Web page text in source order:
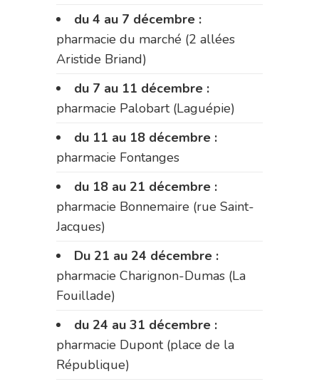
du 4 au 7 décembre :
pharmacie du marché (2 allées
Aristide Briand)
du 7 au 11 décembre :
pharmacie Palobart (Laguépie)
du 11 au 18 décembre :
pharmacie Fontanges
du 18 au 21 décembre :
pharmacie Bonnemaire (rue Saint-
Jacques)
Du 21 au 24 décembre :
pharmacie Charignon-Dumas (La
Fouillade)
du 24 au 31 décembre :
pharmacie Dupont (place de la
République)